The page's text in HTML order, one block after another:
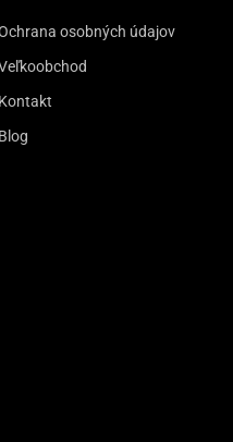
osobných údajov
Kontakt
Blog